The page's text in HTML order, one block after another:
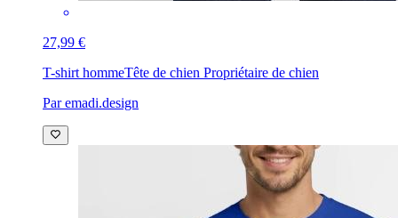
27,99 €
T-shirt hommeTête de chien Propriétaire de chien
Par emadi.design